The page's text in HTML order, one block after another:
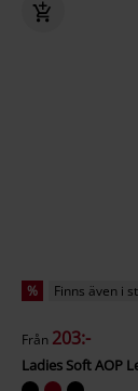
% Finns även i
Från 203:-
Ladies Soft AOP